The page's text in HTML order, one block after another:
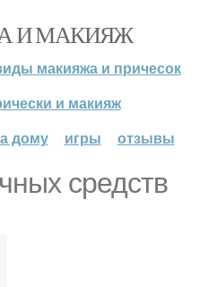
И МАКИЯЖ
макияжа и причесок
и макияж
дому
игры отзывы
средств